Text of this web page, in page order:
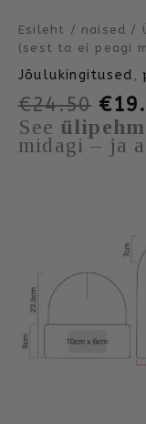
Esileht / naised /
(sest ta ei peagi
Jõulukingitused ,
€24.50 €
See
midagi – ja